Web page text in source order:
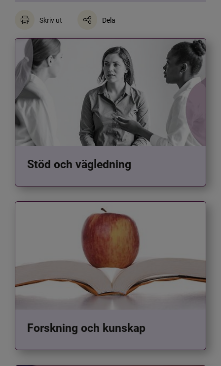
Skriv ut Dela
Stöd och vägledning
Forskning och kunskap